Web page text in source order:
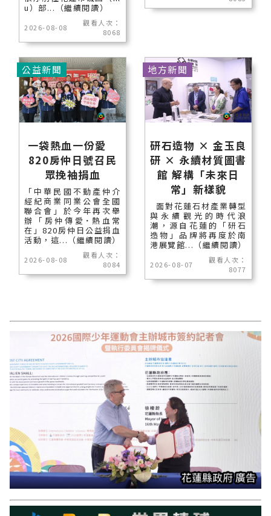
u）部...（繼續閱讀）
2026-08-08
觀看人次：
8068
一袋熱血一份愛
820房仲日號召民
眾挽袖捐血
「中華民國不動產仲介
經紀商業同業公會全國
聯合會」於今年再次舉
辦「房仲傳愛˙熱血常
在」820房仲日公益捐血
活動，這...（繼續閱讀）
2026-08-08
觀看人次：
8084
公益新聞
研石造物 × 金玉良
研 × 永續材質圖書
館 解構「未來日
常」新樣貌
面對花蓮石材產業轉型
與永續觀光的時代浪
潮，源自花蓮的「研石
造物」品牌將再度於南
港展覽館...（繼續閱讀）
2026-08-07
觀看人次：
8077
地方新聞